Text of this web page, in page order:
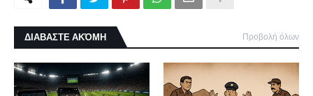
ΔΙΑΒΑΣΤΕ ΑΚΌΜΗ Προβολή όλων